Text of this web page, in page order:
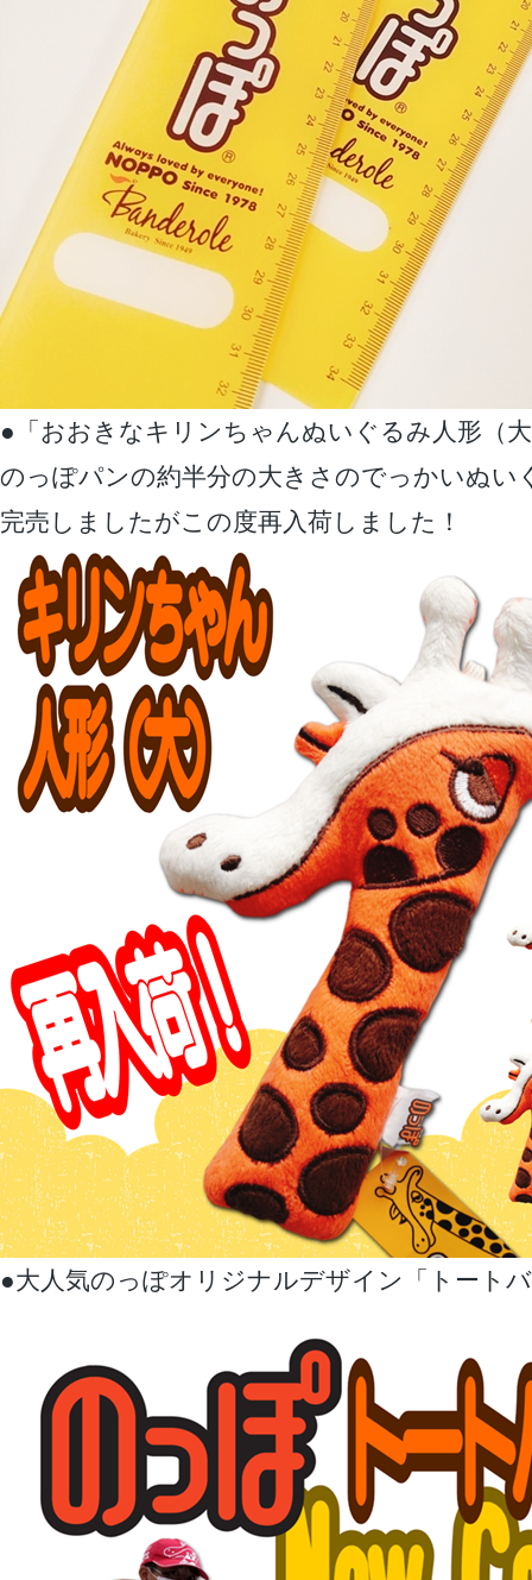
●「おおきなキリンちゃんぬいぐるみ人形（
のっぽパンの約半分の大きさのでっかいぬい
完売しましたがこの度再入荷しました！
●大人気のっぽオリジナルデザイン「トート